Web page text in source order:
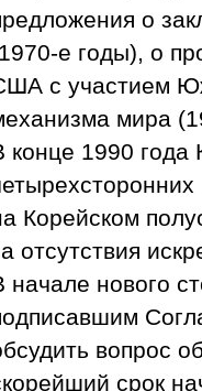
о
е годы), о
с участием
мира
конце 1990
Корейском
отсутствия
начале нового
вопрос
срок